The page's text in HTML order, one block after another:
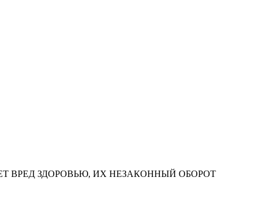
ВРЕД ЗДОРОВЬЮ, ИХ НЕЗАКОННЫЙ ОБОРОТ